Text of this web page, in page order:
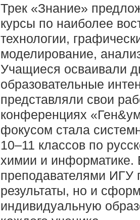
Трек «Знание»
курсы по наиболее
технологии,
моделирование,
Учащиеся осваивали
образовательные
представляли свои
конференциях
фокусом стала
10–11 классов по
химии и информатике.
преподавателями ИГУ
результаты, но и
индивидуальную